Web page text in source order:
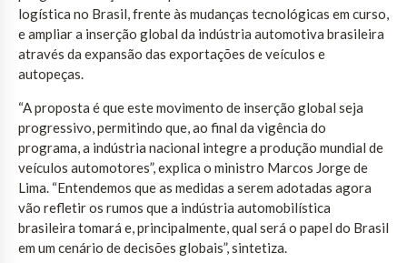
logística no Brasil, frente às mudanças tecnológicas em curso,
e ampliar a inserção global da indústria automotiva brasileira
através da expansão das exportações de veículos e
autopeças.
“A proposta é que este movimento de inserção global seja
progressivo, permitindo que, ao final da vigência do
programa, a indústria nacional integre a produção mundial de
veículos automotores”, explica o ministro Marcos Jorge de
Lima. “Entendemos que as medidas a serem adotadas agora
vão refletir os rumos que a indústria automobilística
brasileira tomará e, principalmente, qual será o papel do Brasil
em um cenário de decisões globais”, sintetiza.